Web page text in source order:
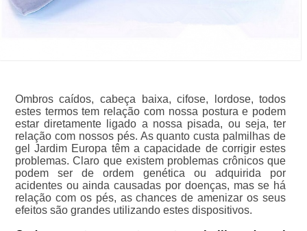
Ombros caídos, cabeça baixa, cifose, lordose, todos
estes termos tem relação com nossa postura e podem
estar diretamente ligado a nossa pisada, ou seja, ter
relação com nossos pés. As quanto custa palmilhas de
gel Jardim Europa têm a capacidade de corrigir estes
problemas. Claro que existem problemas crônicos que
podem ser de ordem genética ou adquirida por
acidentes ou ainda causadas por doenças, mas se há
relação com os pés, as chances de amenizar os seus
efeitos são grandes utilizando estes dispositivos.